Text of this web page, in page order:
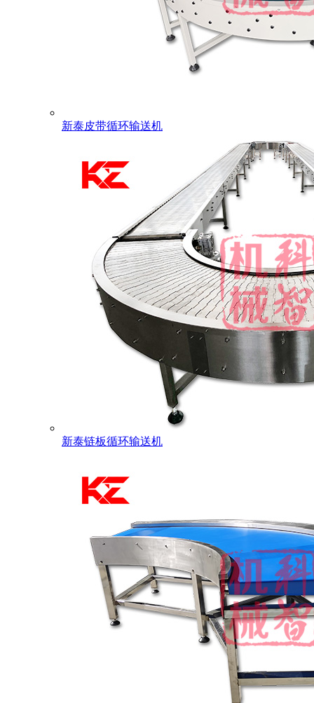
新泰皮带循环输送机
新泰链板循环输送机